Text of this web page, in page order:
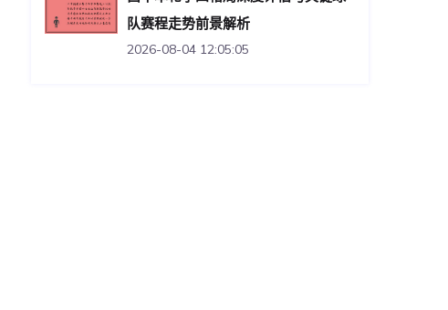
队赛程走势前景解析
2026-08-04 12:05:05